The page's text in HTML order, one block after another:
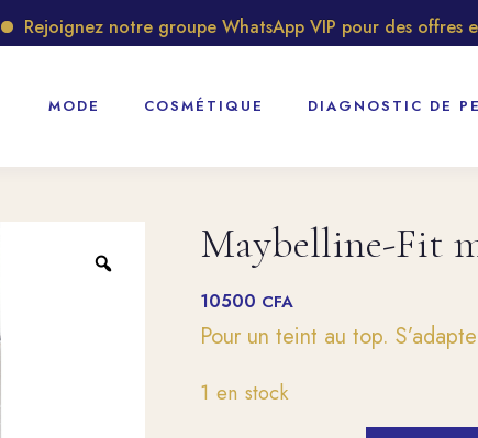
Rejoignez notre groupe WhatsApp VIP pour des offres
MODE COSMÉTIQUE DIAGNOSTIC DE
Maybelline-Fit
10500 CFA
Pour un teint au top.
1 en stock